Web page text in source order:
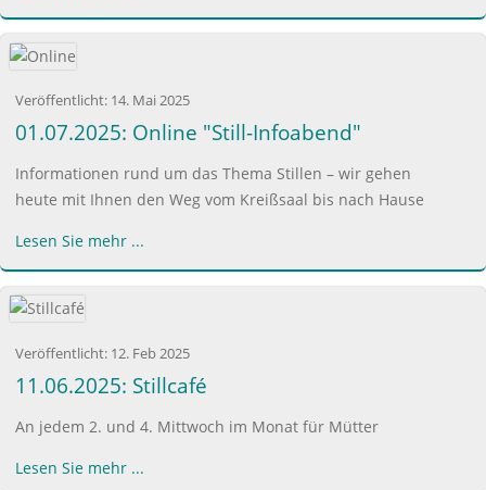
Veröffentlicht: 14. Mai 2025
01.07.2025: Online "Still-Infoabend"
Informationen rund um das Thema Stillen – wir gehen
heute mit Ihnen den Weg vom Kreißsaal bis nach Hause
Lesen Sie mehr ...
Veröffentlicht: 12. Feb 2025
11.06.2025: Stillcafé
An jedem 2. und 4. Mittwoch im Monat für Mütter
Lesen Sie mehr ...